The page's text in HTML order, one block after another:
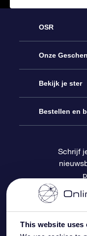
This website uses
OSR
Service
Contact
Blog
OSR
Onze
Online Star Gift
OSR
OSR
Bekijk je ster
Sterrenregister
One Million
OSR Starsaver
Bestellen en
Retourbeleid
Schrijf